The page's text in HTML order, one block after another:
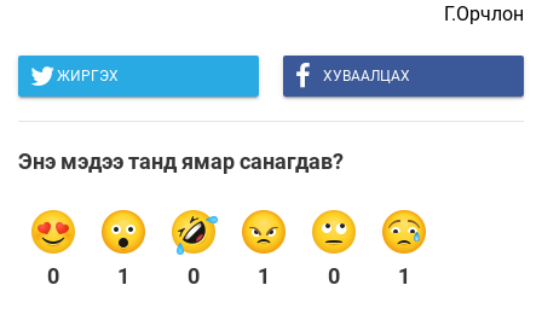
Г.Орчлон
ЖИРГЭХ ХУВААЛЦАХ
Энэ мэдээ танд ямар санагдав?
0 1 0 1 0 1